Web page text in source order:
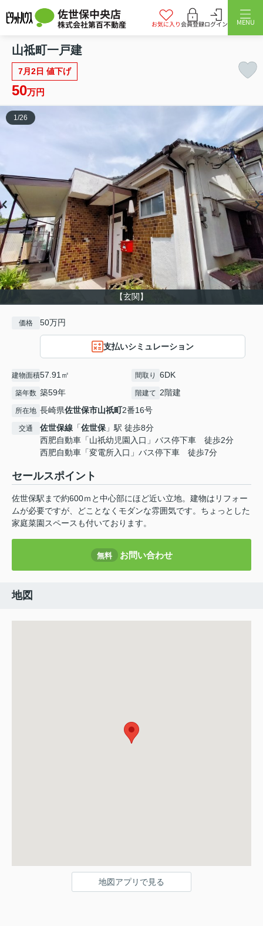
佐世保中央店
株式会社第百不動産 お気に入り会員登録ログイン MENU
山祗町一戸建
7月2日 値下げ
50万円
【玄関】
1 /26
価格 50万円
支払いシミュレーション
建物面積57.91㎡ 間取り 6DK
築年数 築59年 階建て 2階建
所在地 長崎県佐世保市山祇町2番16号
交通 佐世保線 「佐世保 」駅 徒歩8分
西肥自動車「山祇幼児園入口」バス停下車 徒歩2分
西肥自動車「変電所入口」バス停下車 徒歩7分
セールスポイント
佐世保駅まで約600ｍと中心部にほど近い立地。建物はリフォー
ムが必要ですが、どことなくモダンな雰囲気です。ちょっとした
家庭菜園スペースも付いております。
無料 お問い合わせ
地図
地図アプリで見る